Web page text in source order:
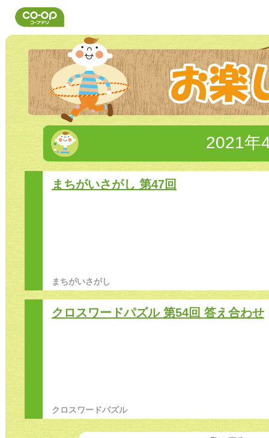
2021年
まちがいさがし 第47回
まちがいさがし
クロスワードパズル 第54回 答え合わせ
クロスワードパズル